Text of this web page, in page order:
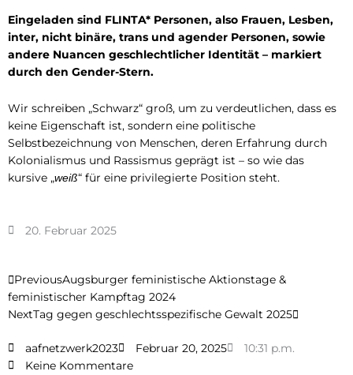
Eingeladen sind FLINTA* Personen, also Frauen, Lesben,
inter, nicht binäre, trans und agender Personen, sowie
andere Nuancen geschlechtlicher Identität – markiert
durch den Gender-Stern.
Wir schreiben „Schwarz“ groß, um zu verdeutlichen, dass es
keine Eigenschaft ist, sondern eine politische
Selbstbezeichnung von Menschen, deren Erfahrung durch
Kolonialismus und Rassismus geprägt ist – so wie das
kursive „weiß“ für eine privilegierte Position steht.
20. Februar 2025
Prev
PreviousAugsburger feministische Aktionstage &
feministischer Kampftag 2024
NextTag gegen geschlechtsspezifische Gewalt 2025
aafnetzwerk2023 Februar 20, 2025
10:31 p.m.
Keine Kommentare